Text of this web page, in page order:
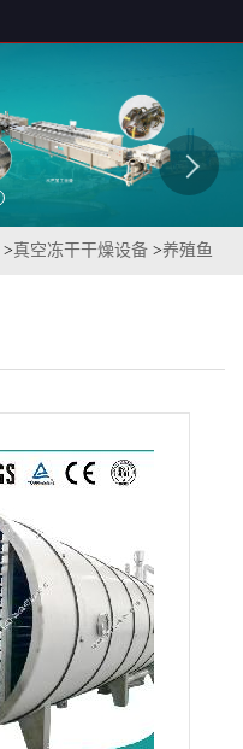
>真空冻干干燥设备 >养殖鱼